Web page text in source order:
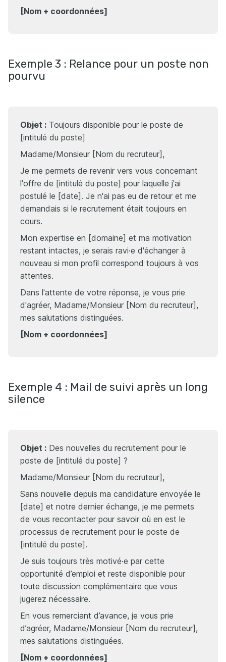
[Nom + coordonnées]
Exemple 3 : Relance pour un poste non
pourvu
Objet : Toujours disponible pour le poste de
[intitulé du poste]
Madame/Monsieur [Nom du recruteur],
Je me permets de revenir vers vous concernant
l'offre de [intitulé du poste] pour laquelle j'ai
postulé le [date]. Je n'ai pas eu de retour et me
demandais si le recrutement était toujours en
cours.
Mon expertise en [domaine] et ma motivation
restant intactes, je serais ravi·e d'échanger à
nouveau si mon profil correspond toujours à vos
attentes.
Dans l'attente de votre réponse, je vous prie
d'agréer, Madame/Monsieur [Nom du recruteur],
mes salutations distinguées.
[Nom + coordonnées]
Exemple 4 : Mail de suivi après un long
silence
Objet : Des nouvelles du recrutement pour le
poste de [intitulé du poste] ?
Madame/Monsieur [Nom du recruteur],
Sans nouvelle depuis ma candidature envoyée le
[date] et notre dernier échange, je me permets
de vous recontacter pour savoir où en est le
processus de recrutement pour le poste de
[intitulé du poste].
Je suis toujours très motivé·e par cette
opportunité d’emploi et reste disponible pour
toute discussion complémentaire que vous
jugerez nécessaire.
En vous remerciant d’avance, je vous prie
d’agréer, Madame/Monsieur [Nom du recruteur],
mes salutations distinguées.
[Nom + coordonnées]